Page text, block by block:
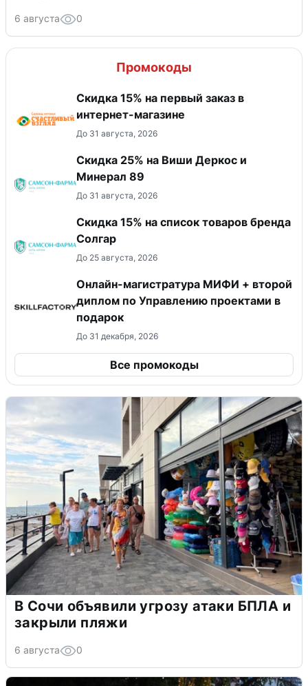
6 августа 0
Промокоды
Скидка 15% на первый заказ в
интернет-магазине
До 31 августа, 2026
Скидка 25% на Виши Деркос и
Минерал 89
До 31 августа, 2026
Скидка 15% на список товаров бренда
Солгар
До 25 августа, 2026
Онлайн-магистратура МИФИ + второй
диплом по Управлению проектами в
подарок
До 31 декабря, 2026
Все промокоды
В Сочи объявили угрозу атаки БПЛА и
закрыли пляжи
6 августа 0